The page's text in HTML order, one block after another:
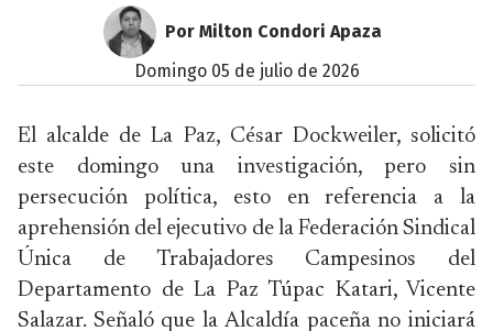
Por Milton Condori Apaza
domingo 05 de julio de 2026
El alcalde de La Paz, César Dockweiler, solicitó
este domingo una investigación, pero sin
persecución política, esto en referencia a la
aprehensión del ejecutivo de la Federación Sindical
Única de Trabajadores Campesinos del
Departamento de La Paz Túpac Katari, Vicente
Salazar. Señaló que la Alcaldía paceña no iniciará